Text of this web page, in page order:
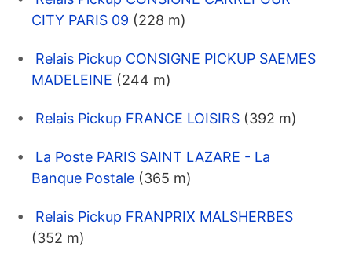
CITY PARIS 09 (228 m)
Relais Pickup CONSIGNE PICKUP SAEMES
MADELEINE (244 m)
Relais Pickup FRANCE LOISIRS (392 m)
La Poste PARIS SAINT LAZARE - La
Banque Postale (365 m)
Relais Pickup FRANPRIX MALSHERBES
(352 m)